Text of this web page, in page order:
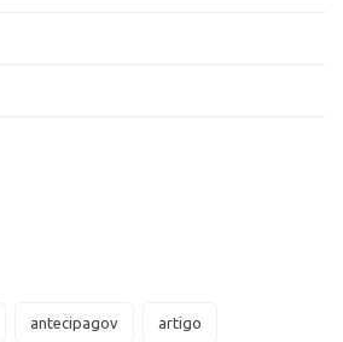
antecipagov artigo